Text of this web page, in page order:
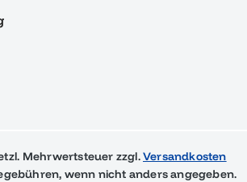
Mehrwertsteuer zzgl.Versandkosten
wenn nicht anders angegeben.